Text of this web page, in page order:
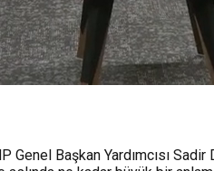
Genel Başkan Yardımcısı